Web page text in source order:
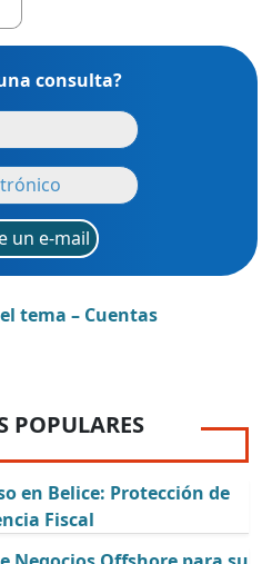
consulta?
un e-mail
tema – Cuentas
POPULARES
en Belice: Protección de
Fiscal